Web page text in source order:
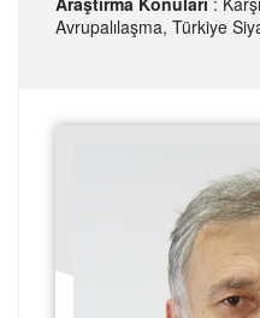
Avrupalılaşma, Türkiye